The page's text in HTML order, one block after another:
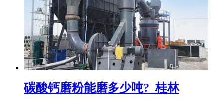
碳酸钙磨粉能磨多少吨?_桂林